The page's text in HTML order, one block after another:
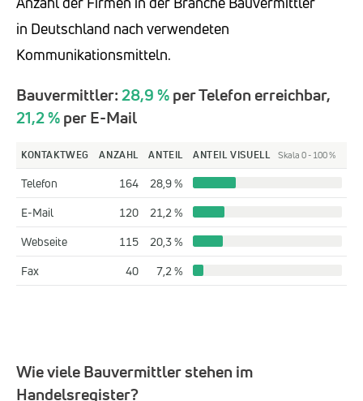
in Deutschland nach verwendeten
Kommunikationsmitteln.
Bauvermittler:28,9 %per Telefon erreichbar,
21,2 %per E-Mail
KONTAKTWEG ANZAHL ANTEIL ANTEIL VISUELL Skala 0 - 100 %
Telefon 164
28,9 %
E-Mail
120
21,2 %
Webseite
115
20,3 %
Fax
40 7,2 %
Wie viele Bauvermittler stehen im
Handelsregister?